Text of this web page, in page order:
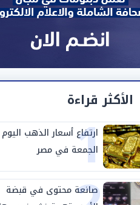
الأكثر قراءة
1
ارتفاع أسعار الذهب اليوم
الجمعة في مصر
صانعة محتوى في قبضة